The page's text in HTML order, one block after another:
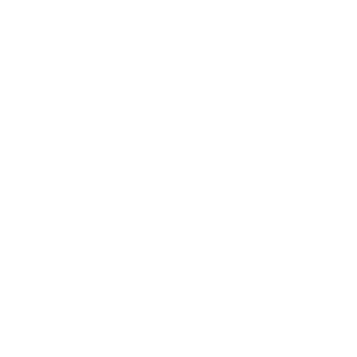
Financieras Interbancarias Mundiales"), una red
por letras y números. El BIC es necesario para
casos, optan tener un código SWIFT específico para
XXX, se refiere a la sede bancaria central. Si no, se
la cuenta de su destinatario y anular el pago.
y pedir que se anule la transferencia.